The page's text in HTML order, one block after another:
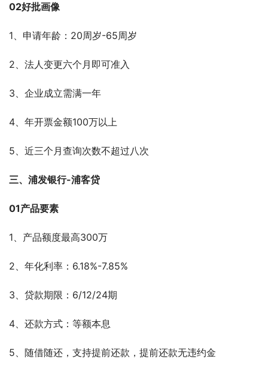
02好批画像
1、申请年龄：20周岁-65周岁
2、法人变更六个月即可准入
3、企业成立需满一年
4、年开票金额100万以上
5、近三个月查询次数不超过八次
三、浦发银行-浦客贷
01产品要素
1、产品额度最高300万
2、年化利率：6.18%-7.85%
3、贷款期限：6/12/24期
4、还款方式：等额本息
5、随借随还，支持提前还款，提前还款无违约金